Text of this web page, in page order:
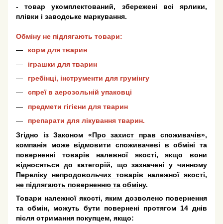
- товар укомплектований, збережені всі ярлики,
плівки і заводське маркування.
Обміну не підлягають товари:
корм для тварин
іграшки для тварин
гребінці, інструменти для грумінгу
спреї в аерозольній упаковці
предмети гігієни для тварин
препарати для лікування тварин.
Згідно із Законом «Про захист прав споживачів»,
компанія може відмовити споживачеві в обміні та
поверненні товарів належної якості, якщо вони
відносяться до категорій, що зазначені у чинному
Переліку непродовольчих товарів належної якості,
не підлягають поверненню та обміну.
Товари належної якості, яким дозволено повернення
та обмін, можуть бути повернені протягом 14 днів
після отримання покупцем, якщо: